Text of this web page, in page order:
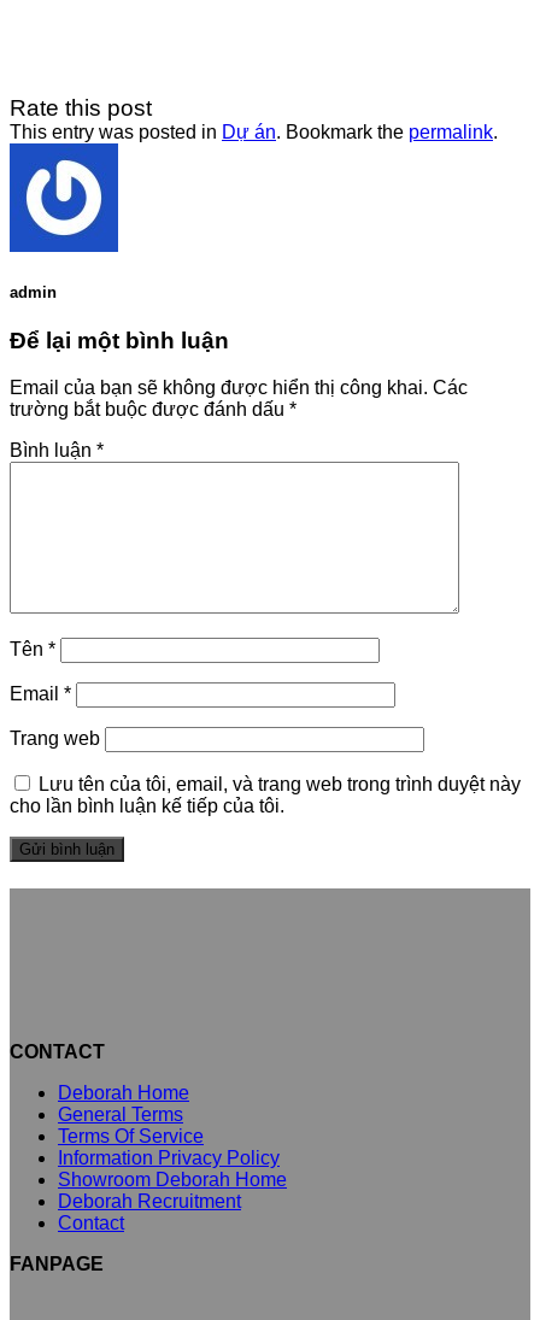
Rate this post
This entry was posted in Dự án. Bookmark the permalink.
admin
Để lại một bình luận
Email của bạn sẽ không được hiển thị công khai. Các
trường bắt buộc được đánh dấu *
Bình luận *
Tên *
Email *
Trang web
Lưu tên của tôi, email, và trang web trong trình duyệt này
cho lần bình luận kế tiếp của tôi.
CONTACT
Deborah Home
General Terms
Terms Of Service
Information Privacy Policy
Showroom Deborah Home
Deborah Recruitment
Contact
FANPAGE